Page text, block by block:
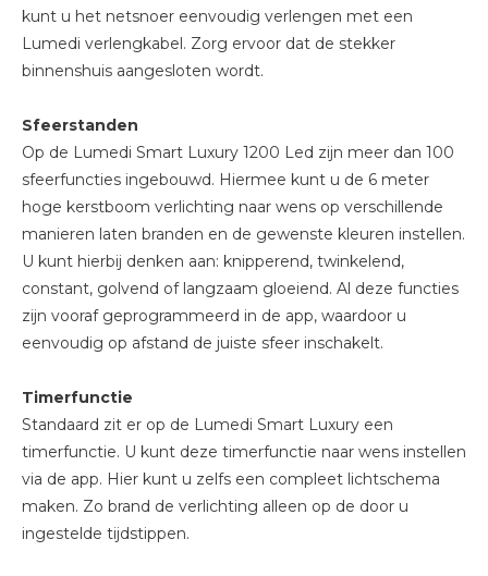
kunt u het netsnoer eenvoudig verlengen met een
Lumedi verlengkabel. Zorg ervoor dat de stekker
binnenshuis aangesloten wordt.
Sfeerstanden
Op de Lumedi Smart Luxury 1200 Led zijn meer dan 100
sfeerfuncties ingebouwd. Hiermee kunt u de 6 meter
hoge kerstboom verlichting naar wens op verschillende
manieren laten branden en de gewenste kleuren instellen.
U kunt hierbij denken aan: knipperend, twinkelend,
constant, golvend of langzaam gloeiend. Al deze functies
zijn vooraf geprogrammeerd in de app, waardoor u
eenvoudig op afstand de juiste sfeer inschakelt.
Timerfunctie
Standaard zit er op de Lumedi Smart Luxury een
timerfunctie. U kunt deze timerfunctie naar wens instellen
via de app. Hier kunt u zelfs een compleet lichtschema
maken. Zo brand de verlichting alleen op de door u
ingestelde tijdstippen.